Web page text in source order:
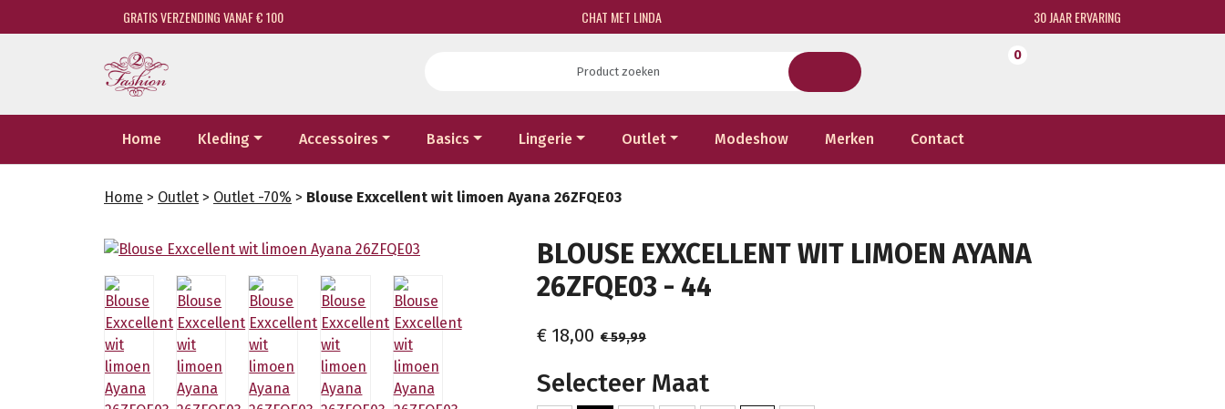
GRATIS VERZENDING VANAF € 100 CHAT MET LINDA 30 JAAR ERVARING
0
Home Kleding Accessoires Basics Lingerie Outlet Modeshow Merken Contact
Home > Outlet > Outlet -70% > Blouse Exxcellent wit limoen Ayana 26ZFQE03
BLOUSE EXXCELLENT WIT LIMOEN AYANA
26ZFQE03 - 44
€ 18,00 € 59,99
Selecteer Maat